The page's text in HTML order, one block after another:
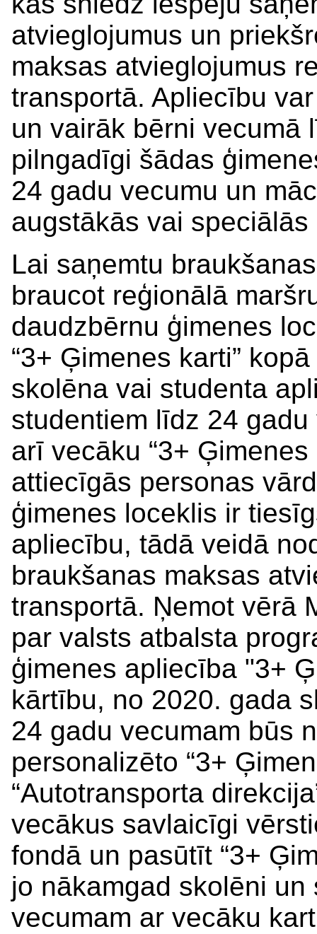
atvieglojumus un
maksas atvieglojumus
transportā. Apliecību
un vairāk bērni vecumā
pilngadīgi šādas
24 gadu vecumu un
augstākās vai
Lai saņemtu
braucot reģionālā
daudzbērnu ģimenes
“3+ Ģimenes karti”
skolēna vai studenta
studentiem līdz 24
arī vecāku “3+
attiecīgās personas
ģimenes loceklis ir
apliecību, tādā veidā
braukšanas maksas
transportā. Ņemot vērā
par valsts atbalsta
ģimenes apliecība "3+
kārtību, no 2020. gada
24 gadu vecumam būs
personalizēto “3+
“Autotransporta
vecākus savlaicīgi
fondā un pasūtīt “3+
jo nākamgad skolēni
vecumam ar vecāku